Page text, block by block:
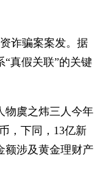
诈骗案案发。据
“真假关联”的关键
物虞之炜三人今年
，下同，13亿新
额涉及黄金理财产